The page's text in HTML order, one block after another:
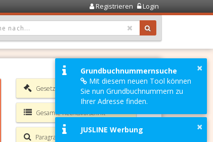
Registrieren Login
GEWÄHLTER WERT IST ALLE
Gesetzesverzeichnis
Gesamte Rechtsvorschrift
Paragrafen Volltextsuche
×
Grundbuchnummernsuche
Mit diesem neuen Tool können
Sie nun Grundbuchnummern zu
Ihrer Adresse finden.
×
JUSLINE Werbung